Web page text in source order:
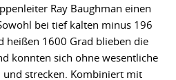
Ray Baughman einen
bei tief kalten minus 196
heißen 1600 Grad blieben die
konnten sich ohne wesentliche
und strecken. Kombiniert mit